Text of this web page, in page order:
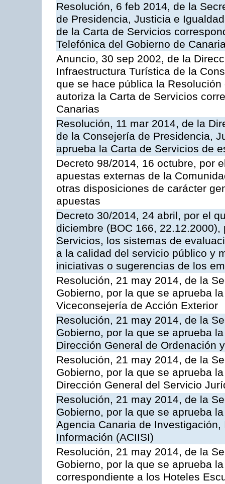
Resolución, 6 feb 2014, de la
de Presidencia, Justicia e
de la Carta de Servicios
Telefónica del Gobierno de
Anuncio, 30 sep 2002, de la
Infraestructura Turística de la
que se hace pública la
autoriza la Carta de Servicios
Canarias
Resolución, 11 mar 2014, de la
de la Consejería de Presidencia,
aprueba la Carta de Servicios de
Decreto 98/2014, 16 octubre, por
apuestas externas de la
otras disposiciones de carácter
apuestas
Decreto 30/2014, 24 abril, por el
diciembre (BOC 166,
Servicios, los sistemas de
a la calidad del servicio público y
iniciativas o sugerencias de los
Resolución, 21 may 2014, de la
Gobierno, por la que se aprueba
Viceconsejería de Acción Exterior
Resolución, 21 may 2014, de la
Gobierno, por la que se aprueba
Dirección General de Ordenación
Resolución, 21 may 2014, de la
Gobierno, por la que se aprueba
Dirección General del Servicio
Resolución, 21 may 2014, de la
Gobierno, por la que se aprueba
Agencia Canaria de
Información (ACIISI)
Resolución, 21 may 2014, de la
Gobierno, por la que se aprueba
correspondiente a los Hoteles